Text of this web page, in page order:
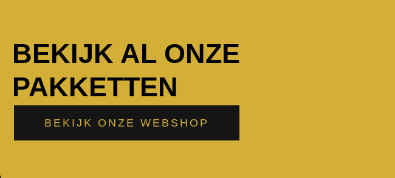
BEKIJK AL ONZE
PAKKETTEN
BEKIJK ONZE WEBSHOP